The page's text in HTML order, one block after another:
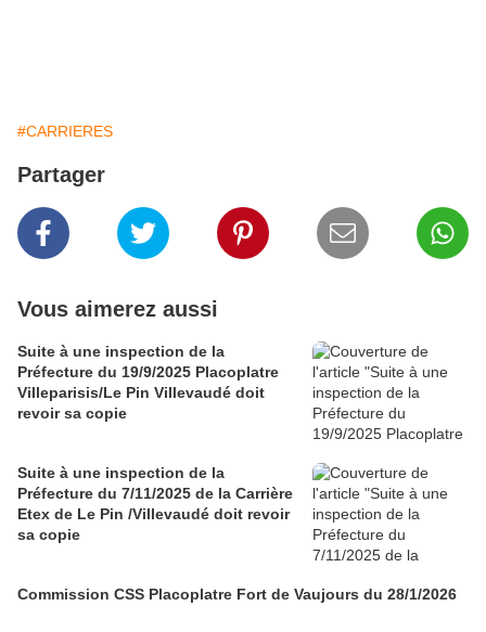
#CARRIERES
Partager
Vous aimerez aussi
Suite à une inspection de la
Préfecture du 19/9/2025 Placoplatre
Villeparisis/Le Pin Villevaudé doit
revoir sa copie
Suite à une inspection de la
Préfecture du 7/11/2025 de la Carrière
Etex de Le Pin /Villevaudé doit revoir
sa copie
Commission CSS Placoplatre Fort de Vaujours du 28/1/2026